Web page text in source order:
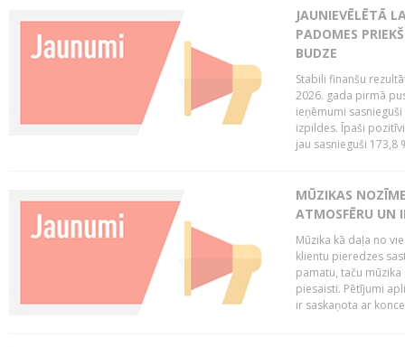
JAUNIEVĒLĒTĀ
PADOMES
BUDZE
Stabili finanšu
2026. gada pirmā
ieņēmumi
izpildes. Īpaši
jau sasnieguši 173,8
MŪZIKAS
ATMOSFĒRU UN
Mūzika kā daļa no
klientu pieredzes
pamatu, taču
piesaisti. Pētījumi
ir saskaņota ar